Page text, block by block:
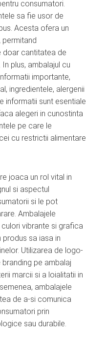
consumatori.
sa fie usor de
Acesta ofera un
doar cantitatea de
plus, ambalajul cu
importante,
ingredientele, alergenii
informatii sunt esentiale
alegeri in cunostinta
pe care le
cu restrictii alimentare
joaca un rol vital in
si aspectul
si le pot
Ambalajele
vibrante si grafica
sa iasa in
Utilizarea de logo-
pe ambalaj
marcii si a loialitatii in
ambalajele
de a-si comunica
prin
sau durabile.